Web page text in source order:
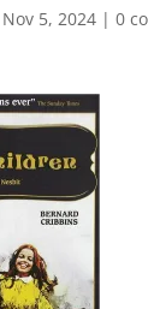
Nov 5, 2024| 0